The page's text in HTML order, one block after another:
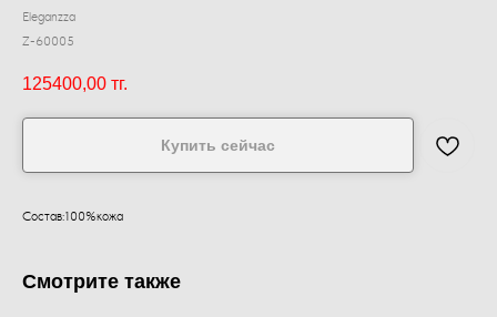
Eleganzza
Z-60005
125400,00 тг.
Купить сейчас
Состав:100%кожа
Смотрите также